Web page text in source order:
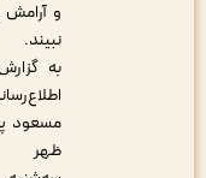
و آرامش پایدار را
به گزارش پایگاه
اطلاع‌رسانی دکتر
مسعود پزشکیان،
ظهر امروز